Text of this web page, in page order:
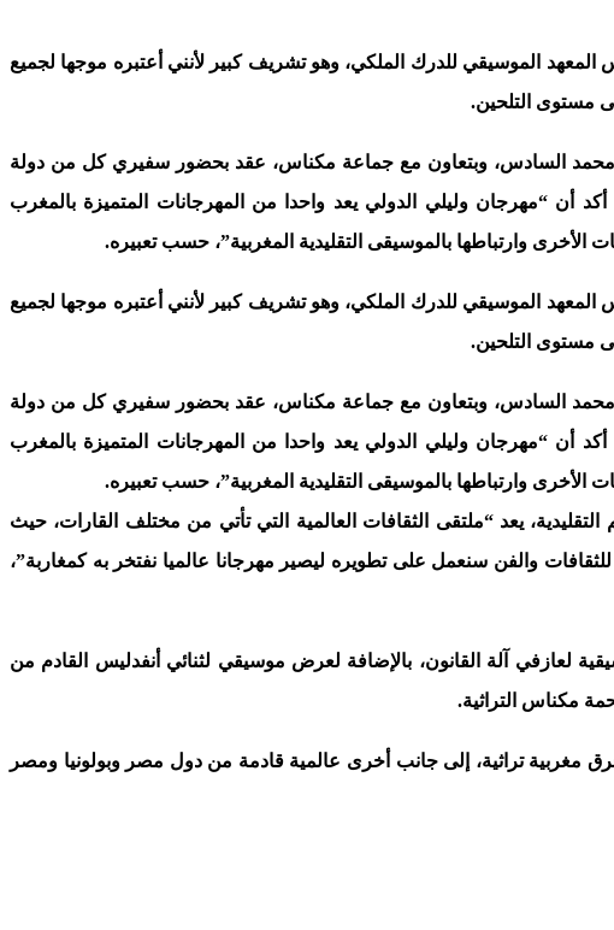
الموسيقي للدرك الملكي، وهو تشريف كبير لأنني أعتبره موجها لجميع
مستوى التلحين.
محمد السادس، وبتعاون مع جماعة مكناس، عقد بحضور سفيري كل من دولة
أن “مهرجان وليلي الدولي يعد واحدا من المهرجانات المتميزة بالمغرب
وارتباطها بالموسيقى التقليدية المغربية”، حسب تعبيره.
الموسيقي للدرك الملكي، وهو تشريف كبير لأنني أعتبره موجها لجميع
مستوى التلحين.
محمد السادس، وبتعاون مع جماعة مكناس، عقد بحضور سفيري كل من دولة
أن “مهرجان وليلي الدولي يعد واحدا من المهرجانات المتميزة بالمغرب
وارتباطها بالموسيقى التقليدية المغربية”، حسب تعبيره.
يعد “ملتقى الثقافات العالمية التي تأتي من مختلف القارات، حيث
والفن سنعمل على تطويره ليصير مهرجانا عالميا نفتخر به كمغاربة”،
لعازفي آلة القانون، بالإضافة لعرض موسيقي لثنائي أنفدليس القادم من
مكناس التراثية.
مغربية تراثية، إلى جانب أخرى عالمية قادمة من دول مصر وبولونيا ومصر